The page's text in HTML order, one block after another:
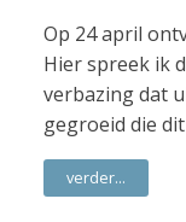
Op 24 april
Hier spreek ik
verbazing dat
gegroeid die
verder...